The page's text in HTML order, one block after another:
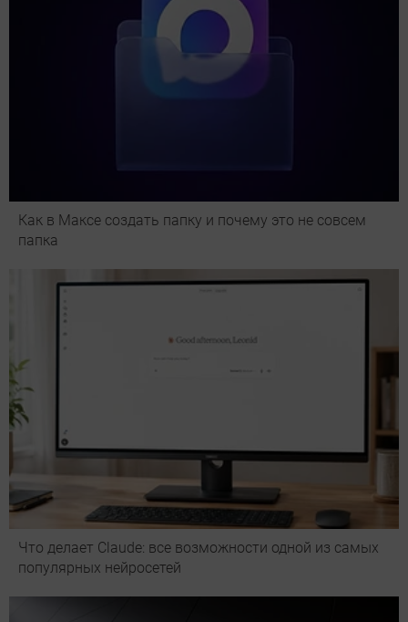
Как в Максе создать папку и почему это не совсем
папка
Что делает Сlaude: все возможности одной из самых
популярных нейросетей